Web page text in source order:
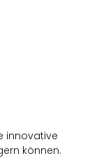
innovative
können.